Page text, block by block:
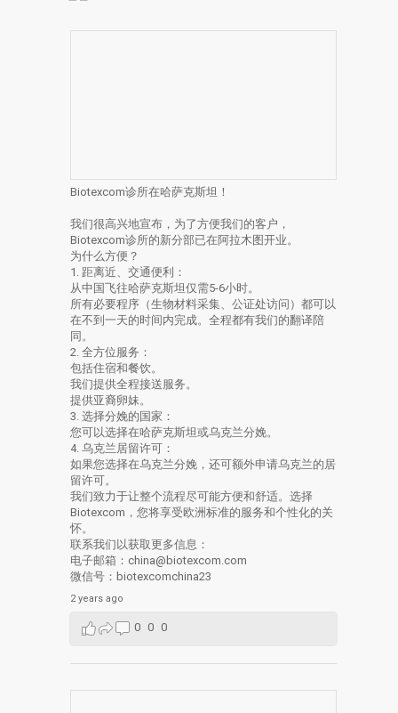
Biotexcom诊所在哈萨克斯坦！
我们很高兴地宣布，为了方便我们的客户，
Biotexcom诊所的新分部已在阿拉木图开业。
为什么方便？
1. 距离近、交通便利：
从中国飞往哈萨克斯坦仅需5-6小时。
所有必要程序（生物材料采集、公证处访问）都可以
在不到一天的时间内完成。全程都有我们的翻译陪
同。
2. 全方位服务：
包括住宿和餐饮。
我们提供全程接送服务。
提供亚裔卵妹。
3. 选择分娩的国家：
您可以选择在哈萨克斯坦或乌克兰分娩。
4. 乌克兰居留许可：
如果您选择在乌克兰分娩，还可额外申请乌克兰的居
留许可。
我们致力于让整个流程尽可能方便和舒适。选择
Biotexcom，您将享受欧洲标准的服务和个性化的关
怀。
联系我们以获取更多信息：
电子邮箱：china@biotexcom.com
微信号：biotexcomchina23
2 years ago
0 0 0